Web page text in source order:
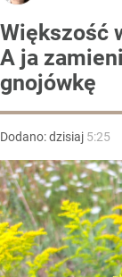
Większość
A ja
gnojówkę
Dodano:dzisiaj 5:25